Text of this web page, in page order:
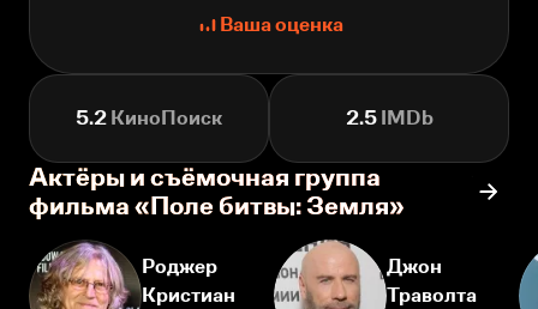
Ваша оценка
5.2 КиноПоиск 2.5IMDb
Актёры и съёмочная группа
фильма «Поле битвы: Земля»
Роджер
Кристиан
Джон
Траволта